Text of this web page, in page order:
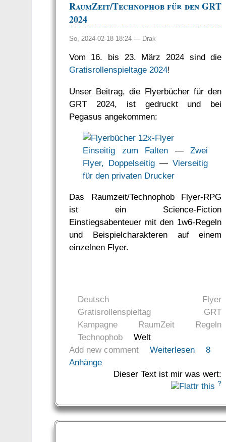
RaumZeit/Technophob für den GRT
2024
So, 2024-02-18 18:24 — Drak
Vom 16. bis 23. März 2024 sind die
Gratisrollenspieltage 2024!
Unser Beitrag, die Flyerbücher für den
GRT 2024, ist gedruckt und bei
Pegasus angekommen:
Einseitig zum Falten —Zwei
Flyer, Doppelseitig —Vierseitig
für den privaten Drucker
Das Raumzeit/Technophob Flyer-RPG
ist ein Science-Fiction
Einstiegsabenteuer mit den 1w6-Regeln
und Beispielcharakteren auf einem
einzelnen Flyer.
Deutsch
Flyer
Gratisrollenspieltag
GRT
Kampagne
RaumZeit
Regeln
Technophob
Welt
Add new comment
Weiterlesen
8
Anhänge
Dieser Text ist mir was wert:
?